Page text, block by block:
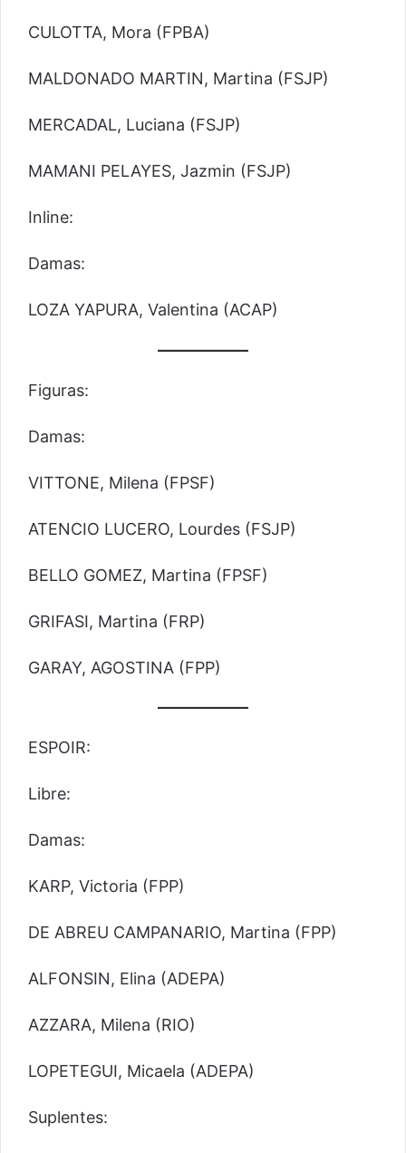
CULOTTA, Mora (FPBA)
MALDONADO MARTIN, Martina (FSJP)
MERCADAL, Luciana (FSJP)
MAMANI PELAYES, Jazmin (FSJP)
Inline:
Damas:
LOZA YAPURA, Valentina (ACAP)
Figuras:
Damas:
VITTONE, Milena (FPSF)
ATENCIO LUCERO, Lourdes (FSJP)
BELLO GOMEZ, Martina (FPSF)
GRIFASI, Martina (FRP)
GARAY, AGOSTINA (FPP)
ESPOIR:
Libre:
Damas:
KARP, Victoria (FPP)
DE ABREU CAMPANARIO, Martina (FPP)
ALFONSIN, Elina (ADEPA)
AZZARA, Milena (RIO)
LOPETEGUI, Micaela (ADEPA)
Suplentes: